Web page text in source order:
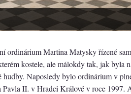
ordinárium Martina Matysky řízené
kostele, ale málokdy tak, jak byla
hudby. Naposledy bylo ordinárium v
Pavla II. v Hradci Králové v roce 1997.